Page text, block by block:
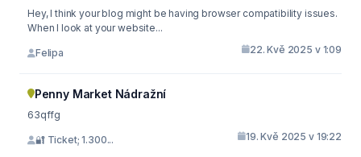
Hey, I think your blog might be having browser compatibility issues.
When I look at your website...
Felipa 22. Kvě 2025 v 1:09
Penny Market Nádražní
63qffg
🔐 Ticket; 1.300... 19. Kvě 2025 v 19:22